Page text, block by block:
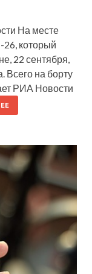
На месте
который
22 сентября,
Всего на борту
РИА Новости